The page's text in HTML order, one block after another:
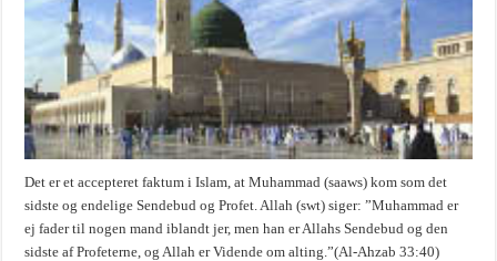
Det er et accepteret faktum i Islam, at Muhammad (saaws) kom som det
sidste og endelige Sendebud og Profet. Allah (swt) siger: ”Muhammad er
ej fader til nogen mand iblandt jer, men han er Allahs Sendebud og den
sidste af Profeterne, og Allah er Vidende om alting.”(Al-Ahzab 33:40)